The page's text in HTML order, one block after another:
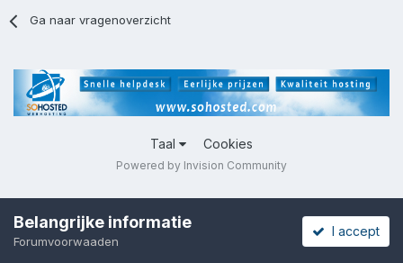
Ga naar vragenoverzicht
Taal Cookies
Powered by Invision Community
Belangrijke informatie
Forumvoorwaaden
I accept